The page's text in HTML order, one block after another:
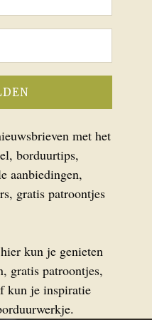
met het
borduurtips,
aanbiedingen,
gratis patroontjes
kun je genieten
gratis patroontjes,
kun je inspiratie